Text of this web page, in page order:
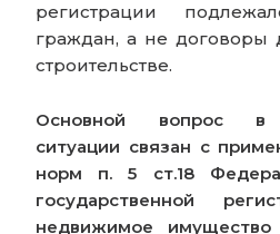
регистрации
граждан, а не договоры
строительстве.
Основной вопрос в
ситуации связан с
норм п. 5 ст.18
государственной
недвижимое